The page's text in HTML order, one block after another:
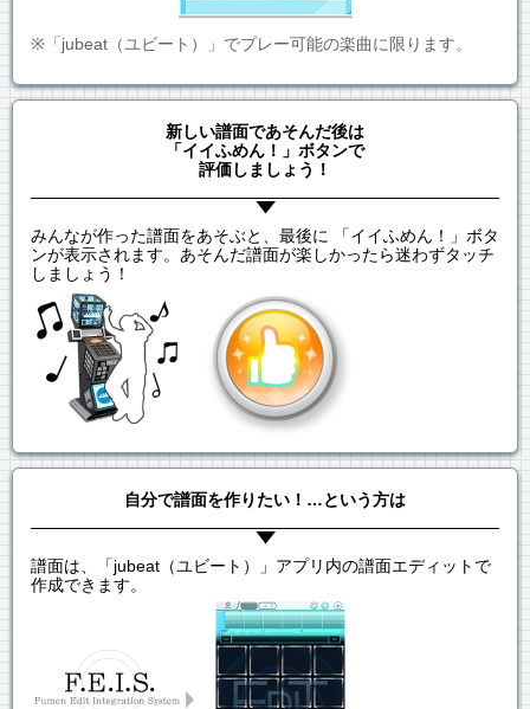
※「jubeat（ユビート）」でプレー可能の楽曲に限ります。
新しい譜面であそんだ後は
「イイふめん！」ボタンで
評価しましょう！
みんなが作った譜面をあそぶと、最後に 「イイふめん！」ボタ
ンが表示されます。あそんだ譜面が楽しかったら迷わずタッチ
しましょう！
自分で譜面を作りたい！…という方は
譜面は、「jubeat（ユビート）」アプリ内の譜面エディットで
作成できます。